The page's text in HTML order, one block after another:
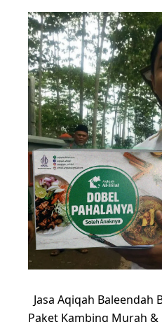
Jasa Aqiqah Baleendah
Paket Kambing Murah &